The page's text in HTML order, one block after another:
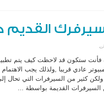
القديم
فأنت ستكون قد لاحظت كيف يتم
عادي قريبا ,ولذلك يجب الاهتمام
ولكن كثير من السيرفرات التي
السيرفرات القديمة بواسطة ...